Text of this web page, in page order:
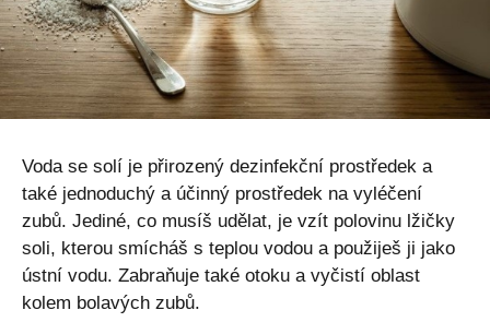
Voda se solí je přirozený dezinfekční prostředek a
také jednoduchý a účinný prostředek na vyléčení
zubů. Jediné, co musíš udělat, je vzít polovinu lžičky
soli, kterou smícháš s teplou vodou a použiješ ji jako
ústní vodu. Zabraňuje také otoku a vyčistí oblast
kolem bolavých zubů.